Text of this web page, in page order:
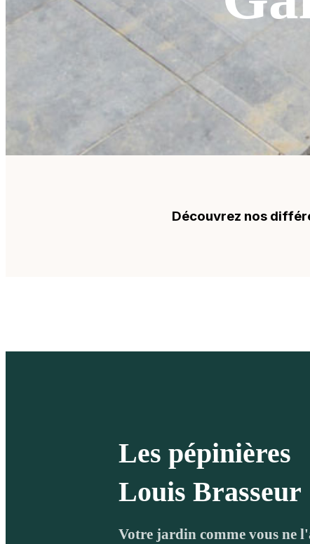
Découvrez nos
Les pépinières
Louis Brasseur
Votre jardin comme vous ne